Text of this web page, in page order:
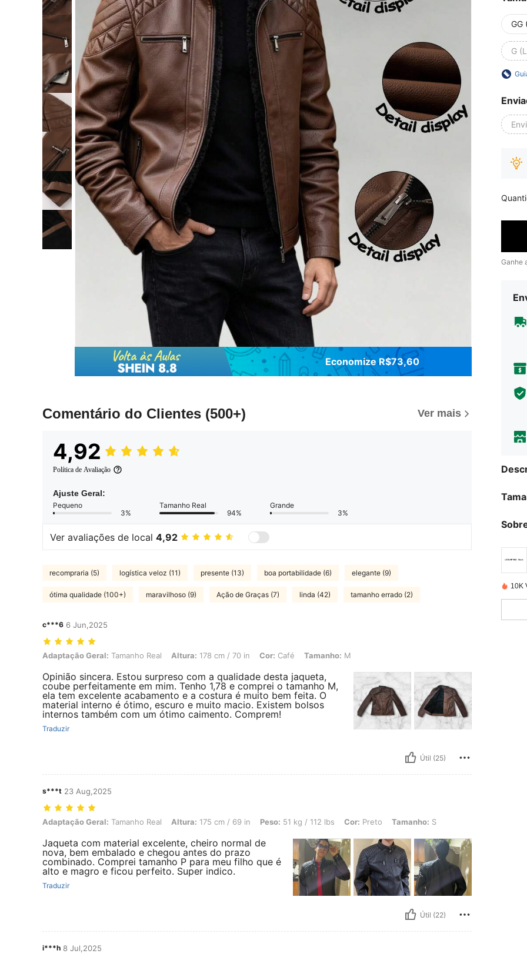
Economize R$73,60
Comentário do Clientes (500+) Ver mais
4,92
Política de Avaliação
Ajuste Geral:
Pequeno
3%
Tamanho Real
94%
Grande
3%
Ver avaliações de local 4,92
recompraria (5) logística veloz (11) presente (13) boa portabilidade (6) elegante (9)
ótima qualidade (100+) maravilhoso (9) Ação de Graças (7) linda (42) tamanho errado (2)
c***6 6 Jun,2025
Adaptação Geral: Tamanho Real, Altura: 178 cm / 70 in, Cor: Café, Tamanho: M
Adaptação Geral: Tamanho Real Altura: 178 cm / 70 in Cor: Café Tamanho: M
Opinião sincera. Estou surpreso com a qualidade desta jaqueta,
coube perfeitamente em mim. Tenho 1,78 e comprei o tamanho M,
ela tem excelente acabamento e a costura é muito bem feita. O
material interno é ótimo, escuro e muito macio. Existem bolsos
internos também com um ótimo caimento. Comprem!
Traduzir
Útil (25)
s***t 23 Aug,2025
Adaptação Geral: Tamanho Real, Altura: 175 cm / 69 in, Peso: 51 kg / 112 lbs, Cor: Preto, Tamanho: S
Adaptação Geral: Tamanho Real Altura: 175 cm / 69 in Peso: 51 kg / 112 lbs Cor: Preto Tamanho: S
Jaqueta com material excelente, cheiro normal de
nova, bem embalado e chegou antes do prazo
combinado. Comprei tamanho P para meu filho que é
alto e magro e ficou perfeito. Super indico.
Traduzir
Útil (22)
i***h 8 Jul,2025
GG
G
Ganhe
10K